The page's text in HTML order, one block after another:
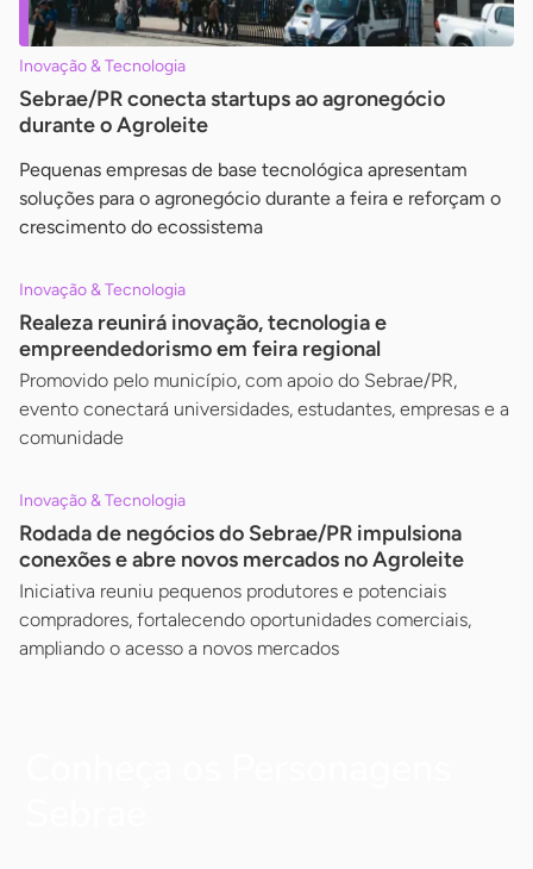
Inovação & Tecnologia
Sebrae/PR conecta startups ao agronegócio
durante o Agroleite
Pequenas empresas de base tecnológica apresentam
soluções para o agronegócio durante a feira e reforçam o
crescimento do ecossistema
Inovação & Tecnologia
Realeza reunirá inovação, tecnologia e
empreendedorismo em feira regional
Promovido pelo município, com apoio do Sebrae/PR,
evento conectará universidades, estudantes, empresas e a
comunidade
Inovação & Tecnologia
Rodada de negócios do Sebrae/PR impulsiona
conexões e abre novos mercados no Agroleite
Iniciativa reuniu pequenos produtores e potenciais
compradores, fortalecendo oportunidades comerciais,
ampliando o acesso a novos mercados